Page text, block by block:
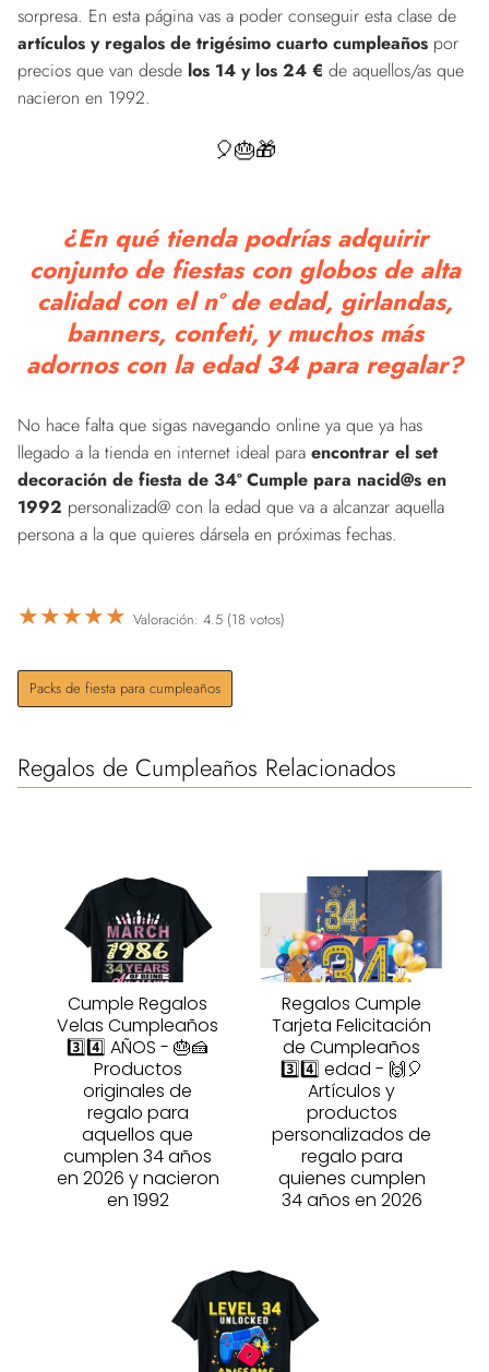
sorpresa. En esta página vas a poder conseguir esta clase de
artículos y regalos de trigésimo cuarto cumpleaños por
precios que van desde los 14 y los 24 € de aquellos/as que
nacieron en 1992.
🎈🎂🎁
¿En qué tienda podrías adquirir
conjunto de fiestas con globos de alta
calidad con el nº de edad, girlandas,
banners, confeti, y muchos más
adornos con la edad 34 para regalar?
No hace falta que sigas navegando online ya que ya has
llegado a la tienda en internet ideal para encontrar el set
decoración de fiesta de 34º Cumple para nacid@s en
1992 personalizad@ con la edad que va a alcanzar aquella
persona a la que quieres dársela en próximas fechas.
★★★★★ Valoración: 4.5 (18 votos)
Packs de fiesta para cumpleaños
Regalos de Cumpleaños Relacionados
Cumple Regalos
Velas Cumpleaños
3️⃣4️⃣ AÑOS - 🎂🍰
Productos
originales de
regalo para
aquellos que
cumplen 34 años
en 2026 y nacieron
en 1992
Regalos Cumple
Tarjeta Felicitación
de Cumpleaños
3️⃣4️⃣ edad - 🙌🎈
Artículos y
productos
personalizados de
regalo para
quienes cumplen
34 años en 2026